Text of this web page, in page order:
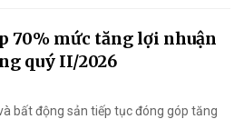
70% mức tăng lợi nhuận
quý II/2026
bất động sản tiếp tục đóng góp tăng